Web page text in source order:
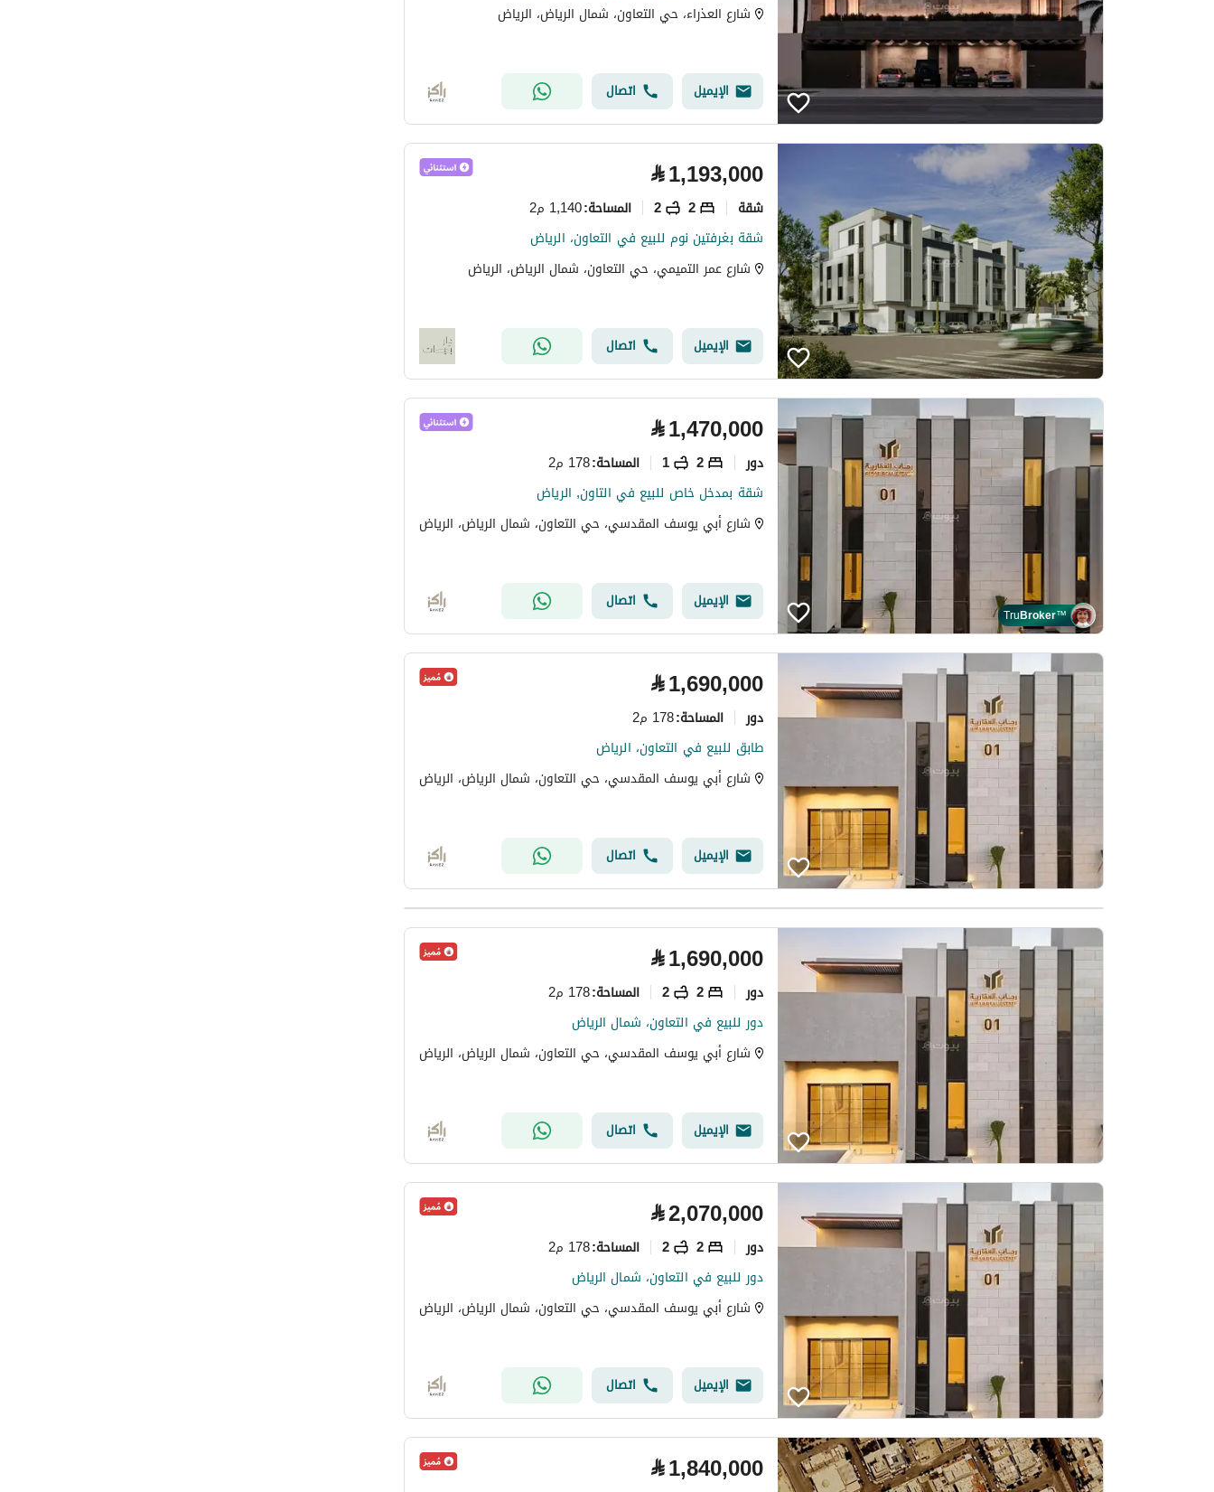
شارع العذراء، حي التعاون، شمال الرياض، الرياض
الإيميل اتصال
⃁1,193,000
شقة 2
2 المساحة:1,140 م2
شقة بغرفتين نوم للبيع في التعاون، الرياض
شارع عمر التميمي، حي التعاون، شمال الرياض، الرياض
الإيميل اتصال
TruBroker™
⃁1,470,000
دور 2
1 المساحة:178 م2
شقة بمدخل خاص للبيع في التاون, الرياض
شارع أبي يوسف المقدسي، حي التعاون، شمال الرياض، الرياض
الإيميل اتصال
⃁1,690,000
دور المساحة:178 م2
طابق للبيع في التعاون، الرياض
شارع أبي يوسف المقدسي، حي التعاون، شمال الرياض، الرياض
الإيميل اتصال
⃁1,690,000
دور 2
2 المساحة:178 م2
دور للبيع في التعاون، شمال الرياض
شارع أبي يوسف المقدسي، حي التعاون، شمال الرياض، الرياض
الإيميل اتصال
⃁2,070,000
دور 2
2 المساحة:178 م2
دور للبيع في التعاون، شمال الرياض
شارع أبي يوسف المقدسي، حي التعاون، شمال الرياض، الرياض
الإيميل اتصال
⃁1,840,000